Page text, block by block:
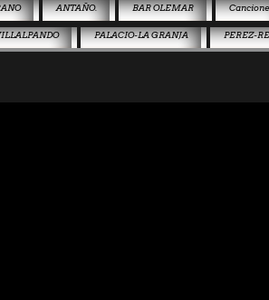
ANTAÑO. BAR OLEMAR
PALACIO-LA GRANJA PEREZ-